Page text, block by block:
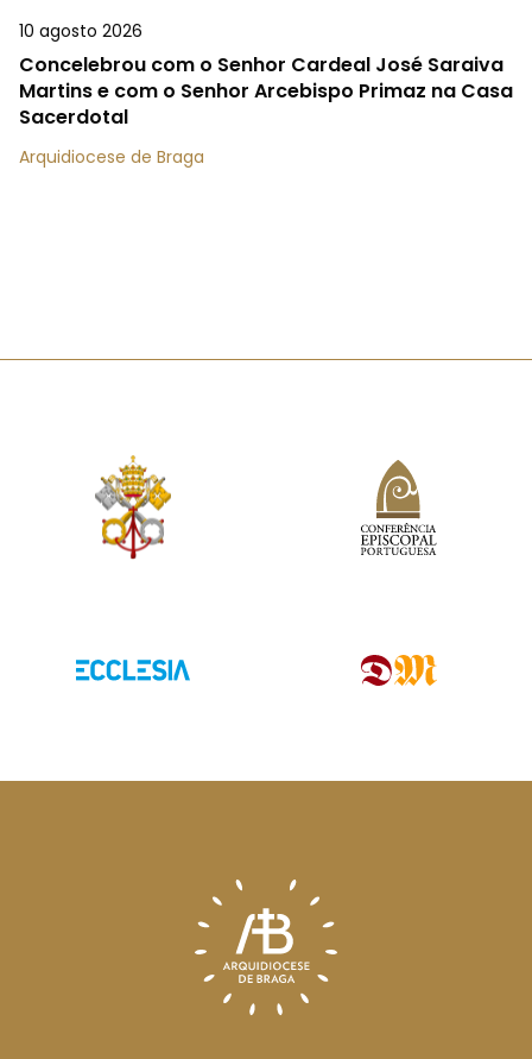
10 agosto 2026
Concelebrou com o Senhor Cardeal José Saraiva
Martins e com o Senhor Arcebispo Primaz na Casa
Sacerdotal
Arquidiocese de Braga